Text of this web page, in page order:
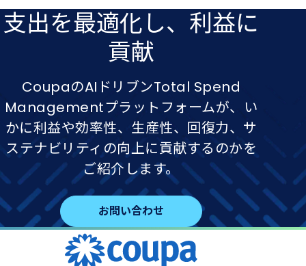
ジ
送
ー
ジ
ジ
ジー
ジ
支出を​最適化し、​利益に​
貢献
CoupaのAIドリブンTotal Spend
Managementプラットフォームが、い
かに利益や効率性、生産性、回復力、サ
ステナビリティの向上に貢献するのかを
ご紹介します。
お問い合わせ